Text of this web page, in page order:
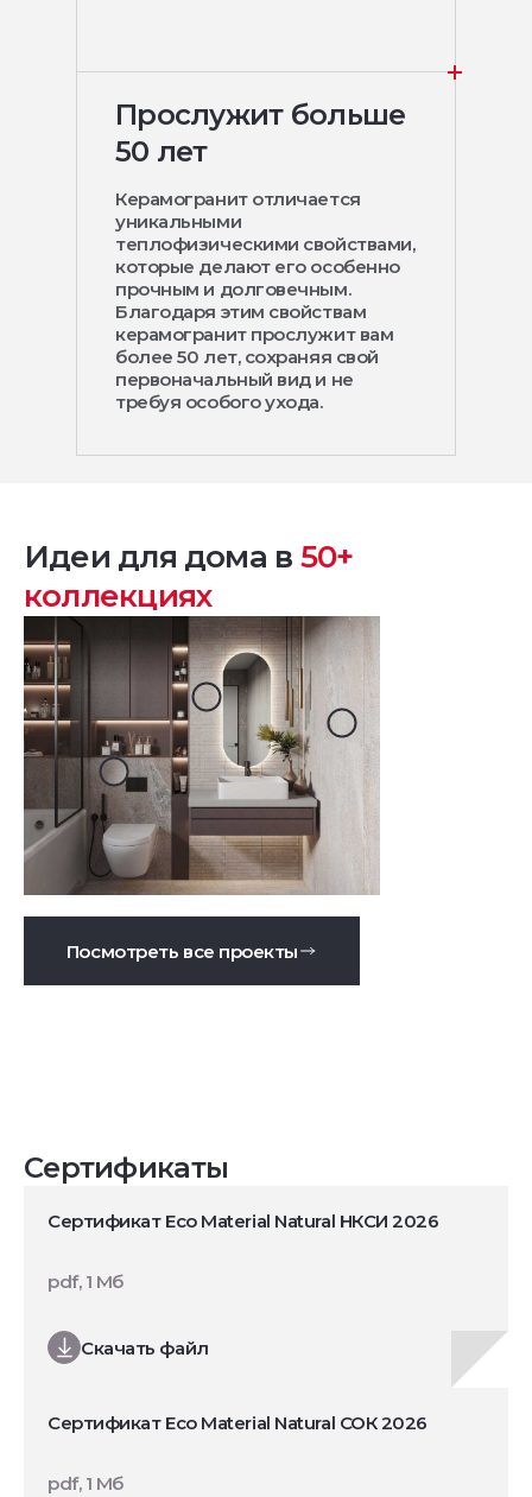
Прослужит больше
50 лет
Керамогранит отличается
уникальными
теплофизическими свойствами,
которые делают его особенно
прочным и долговечным.
Благодаря этим свойствам
керамогранит прослужит вам
более 50 лет, сохраняя свой
первоначальный вид и не
требуя особого ухода.
Идеи для дома в 50+
коллекциях
Посмотреть все проекты
Сертификаты
Сертификат Eco Material Natural НКСИ 2026
Скачать файл
pdf, 1 Мб
Сертификат Eco Material Natural СОК 2026
pdf, 1 Мб